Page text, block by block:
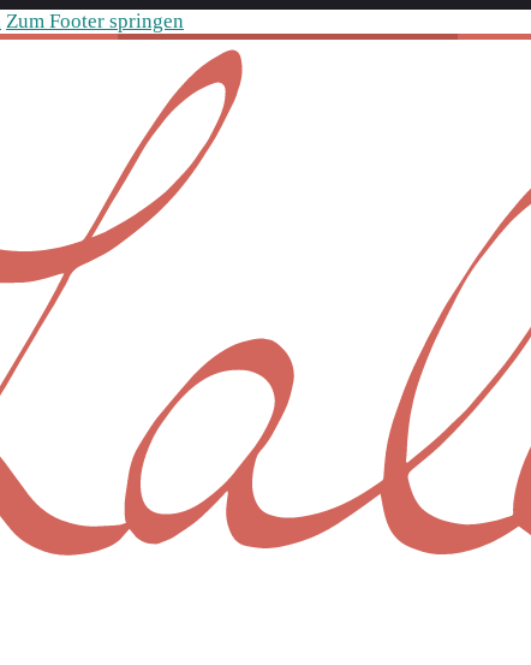
Zum Footer springen